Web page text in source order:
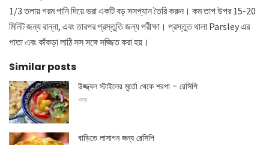
1/3 তলায় গরম পানি দিয়ে ভরা একটি বড় সসপ্যান তৈরি করুন। কম তাপ উপর 15-20
মিনিট জন্য রান্না, এবং তারপর প্রস্তুতি জন্য পরীক্ষা। প্রস্তুত থালা Parsley এর
পাতা এবং কাঁকড়া লাঠি সস সঙ্গে সজ্জিত করা হয়।
Similar posts
উজ্জ্বল স্টাইলের মুর্তো থেকে শরপা - রেসিপি
খাদ্য
বাড়িতে লাসাগন জন্য রেসিপি